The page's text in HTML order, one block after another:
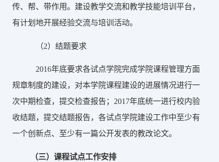
传、帮、带作用。建设教学交流和教学技能培训平台，
有计划地开展经验交流与培训活动。
（2）结题要求
2016年底要求各试点学院完成学院课程管理方面
规章制度的建设，对本学院课程建设的进展情况进行一
次中期检查，提交检查报告； 2017年底统一进行校内验
收结题，提交结题报告，各试点学院建设工作中至少有
一个创新点、至少有一篇公开发表的教改论文。
（三） 课程试点工作安排